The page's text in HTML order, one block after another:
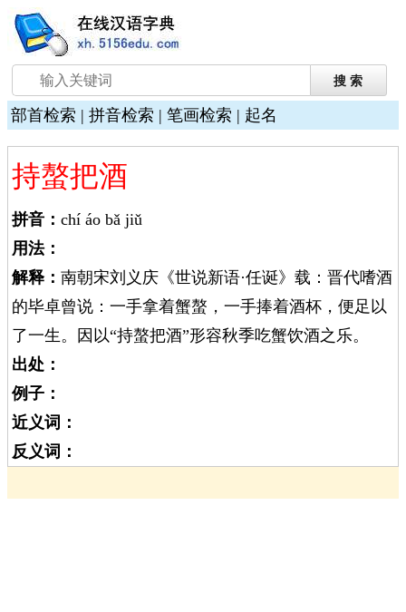
部首检索 | 拼音检索 | 笔画检索 | 起名
持螯把酒
拼音： chí áo bǎ jiǔ
用法：
解释： 南朝宋刘义庆《世说新语·任诞》载：晋代嗜酒
的毕卓曾说：一手拿着蟹螯，一手捧着酒杯，便足以
了一生。因以“持螯把酒”形容秋季吃蟹饮酒之乐。
出处：
例子：
近义词：
反义词：